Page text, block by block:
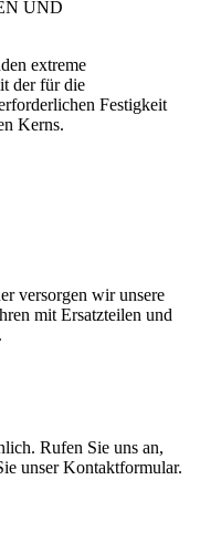
extreme
der für die
Festigkeit
Kerns.
versorgen wir unsere
mit Ersatzteilen und
Rufen Sie uns an,
unser Kontaktformular.